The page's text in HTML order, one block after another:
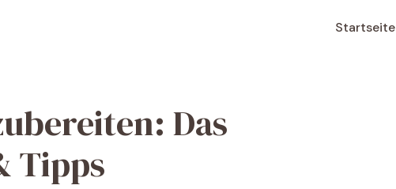
Startseite
Das
Tipps